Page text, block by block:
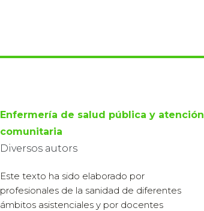
Enfermería de salud pública y atención
comunitaria
Diversos autors
Este texto ha sido elaborado por
profesionales de la sanidad de diferentes
ámbitos asistenciales y por docentes